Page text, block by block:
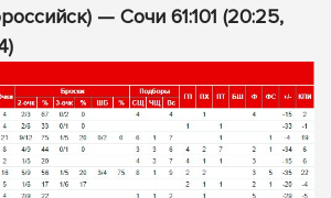
— Сочи 61:101 (20:25,